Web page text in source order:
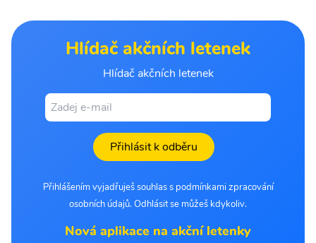
Hlídač akčních letenek
Hlídač akčních letenek
Přihlásit k odběru
Přihlášením vyjadřuješ souhlas s podmínkami zpracování
osobních údajů. Odhlásit se můžeš kdykoliv.
Nová aplikace na akční letenky